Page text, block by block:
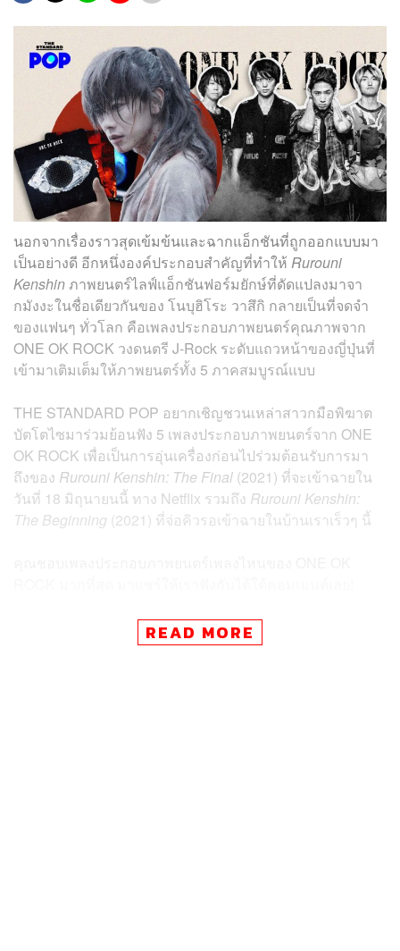
นอกจากเรื่องราวสุดเข้มข้นและฉากแอ็กชันที่ถูกออกแบบมา
เป็นอย่างดี อีกหนึ่งองค์ประกอบสำคัญที่ทำให้ Rurouni
Kenshinภาพยนตร์ไลฟ์แอ็กชันฟอร์มยักษ์ที่ดัดแปลงมาจา
กมังงะในชื่อเดียวกันของ โนบุฮิโระ วาสึกิ กลายเป็นที่จดจำ
ของแฟนๆ ทั่วโลก คือเพลงประกอบภาพยนตร์คุณภาพจาก
ONE OK ROCK วงดนตรี J-Rock ระดับแถวหน้าของญี่ปุ่นที่
เข้ามาเติมเต็มให้ภาพยนตร์ทั้ง 5 ภาคสมบูรณ์แบบ
THE STANDARD POP อยากเชิญชวนเหล่าสาวกมือพิฆาต
บัตโตไซมาร่วมย้อนฟัง 5 เพลงประกอบภาพยนตร์จาก ONE
OK ROCK เพื่อเป็นการอุ่นเครื่องก่อนไปร่วมต้อนรับการมา
ถึงของ Rurouni Kenshin: The Final (2021) ที่จะเข้าฉายใน
วันที่ 18 มิถุนายนนี้ ทาง Netflix รวมถึง Rurouni Kenshin:
The Beginning (2021) ที่จ่อคิวรอเข้าฉายในบ้านเราเร็วๆ นี้
READ MORE